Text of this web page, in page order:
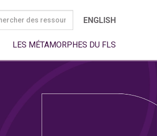
ENGLISH
LES MÉTAMORPHES DU FLS